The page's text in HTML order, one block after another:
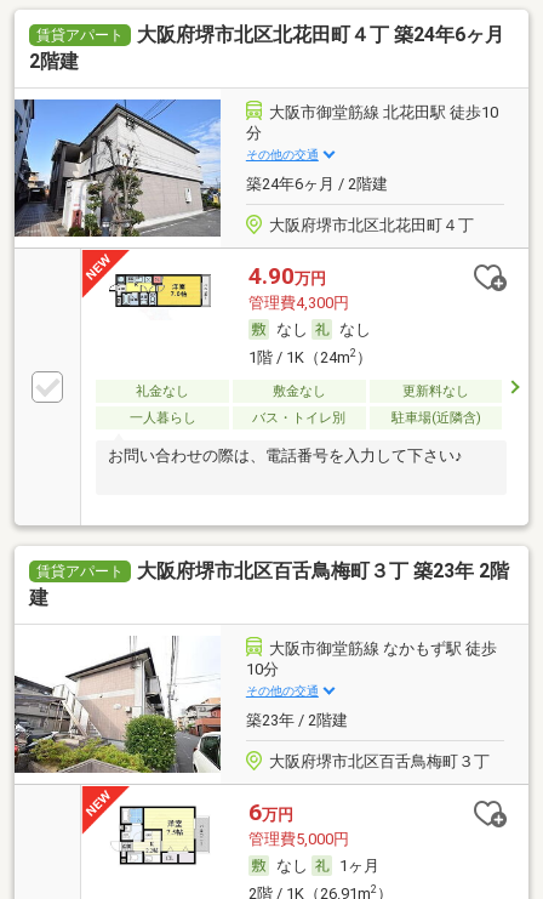
賃貸アパート
大阪府堺市北区北花田町４丁 築24年6ヶ月
2階建
大阪市御堂筋線 北花田駅 徒歩10
分
その他の交通
築24年6ヶ月 / 2階建
大阪府堺市北区北花田町４丁
4.90万円
管理費4,300円
なし
なし
1階 / 1K（24m2）
礼金なし 敷金なし
更新料なし
一人暮らし
バス・トイレ別 駐車場(近隣含)
お問い合わせの際は、電話番号を入力して下さい♪
賃貸アパート
大阪府堺市北区百舌鳥梅町３丁 築23年 2階
建
大阪市御堂筋線 なかもず駅 徒歩
10分
その他の交通
築23年 / 2階建
大阪府堺市北区百舌鳥梅町３丁
6万円
管理費5,000円
なし
1ヶ月
2階 / 1K（26.91m2）